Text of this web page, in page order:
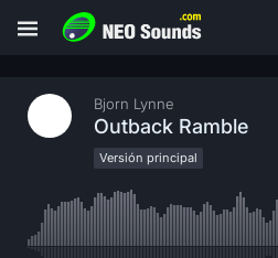
Bjorn Lynne
Outback Ramble
Versión principal